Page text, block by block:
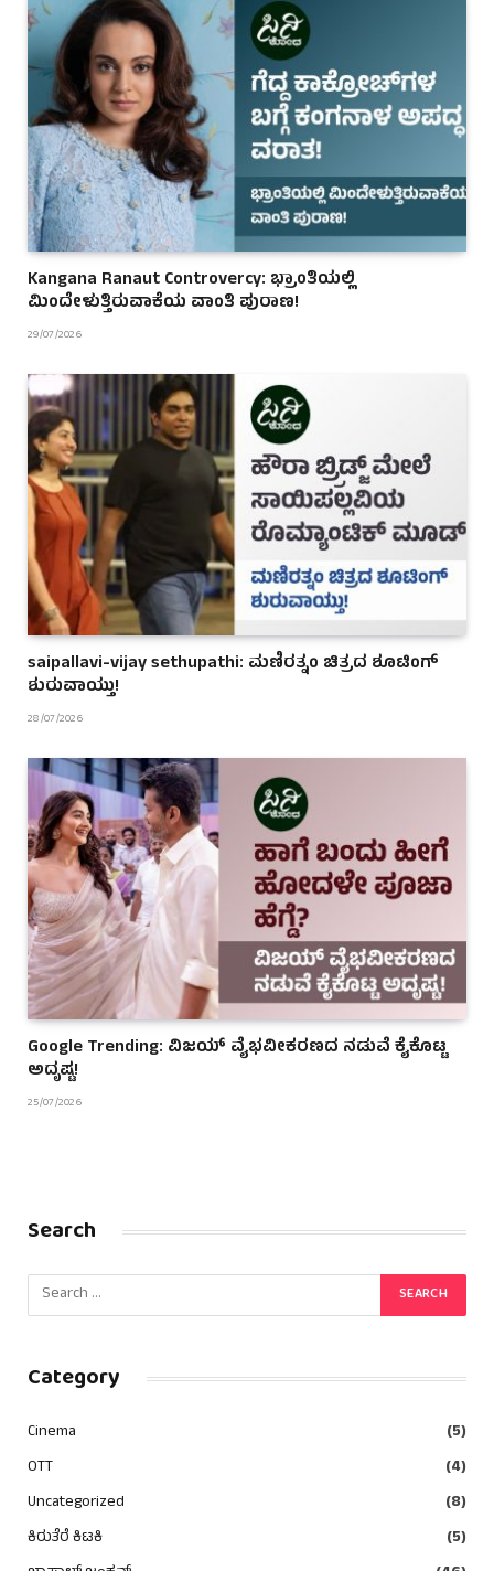
Kangana Ranaut Controvercy: ಭ್ರಾಂತಿಯಲ್ಲಿ
ಮಿಂದೇಳುತ್ತಿರುವಾಕೆಯ ವಾಂತಿ ಪುರಾಣ!
29/07/2026
saipallavi-vijay sethupathi: ಮಣಿರತ್ನಂ ಚಿತ್ರದ ಶೂಟಿಂಗ್
ಶುರುವಾಯ್ತು!
28/07/2026
Google Trending: ವಿಜಯ್ ವೈಭವೀಕರಣದ ನಡುವೆ ಕೈಕೊಟ್ಟ
ಅದೃಷ್ಟ!
25/07/2026
Search
Category
Cinema
(5)
OTT
(4)
Uncategorized
(8)
ಕಿರುತೆರೆ ಕಿಟಕಿ
(5)